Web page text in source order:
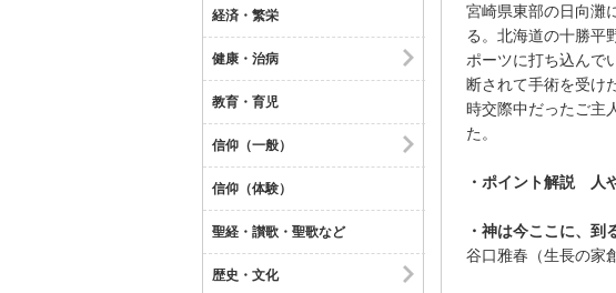
経済・繁栄
健康・治病
教育・育児
信仰（一般）
信仰（体験）
聖経・讃歌・聖歌など
歴史・文化
宮崎県東部の日向灘
る。北海道の十勝平
ポーツに打ち込んで
断されて手術を受け
時交際中だったご主
た。
・ポイント解説 人
・神は今ここに、到
谷口雅春（生長の家